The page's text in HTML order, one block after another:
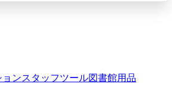
ョンスタッフツール図書館用品